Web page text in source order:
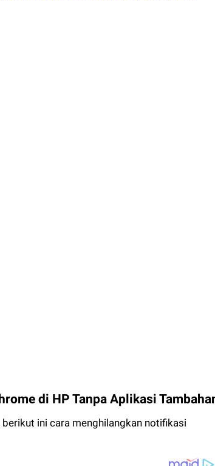
di HP Tanpa Aplikasi
ini cara menghilangkan notifikasi